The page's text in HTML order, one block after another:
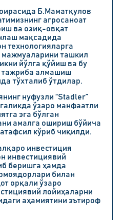
Б.Маматқулов
агросаноат
ва озиқ-овқат
мақсадида
технологияларга
мажмуаларини ташкил
йўлга қўйиш ва бу
тажриба алмашиш
тўхталиб ўтдилар.
нуфузли “Stadler”
ўзаро манфаатли
эга бўлган
амалга ошириш бўйича
кўриб чиқилди.
инвестиция
инвестициявий
беришга ҳамда
билан
орқали ўзаро
лойиҳаларни
аҳамиятини эътироф